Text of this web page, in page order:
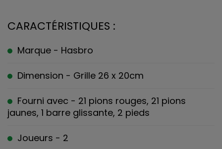
CARACTÉRISTIQUES :
Marque - Hasbro
Dimension - Grille 26 x 20cm
Fourni avec - 21 pions rouges, 21 pions
jaunes, 1 barre glissante, 2 pieds
Joueurs - 2